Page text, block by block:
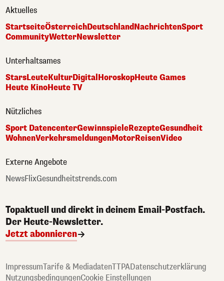
Aktuelles
StartseiteÖsterreichDeutschlandNachrichtenSport
CommunityWetterNewsletter
Unterhaltsames
StarsLeuteKulturDigitalHoroskopHeute Games
Heute KinoHeute TV
Nützliches
Sport DatencenterGewinnspieleRezepteGesundheit
WohnenVerkehrsmeldungenMotorReisenVideo
Externe Angebote
NewsFlixGesundheitstrends.com
Topaktuell und direkt in deinem Email-Postfach.
Der Heute-Newsletter.
Jetzt abonnieren
ImpressumTarife & MediadatenTTPADatenschutzerklärung
NutzungsbedingungenCookie Einstellungen